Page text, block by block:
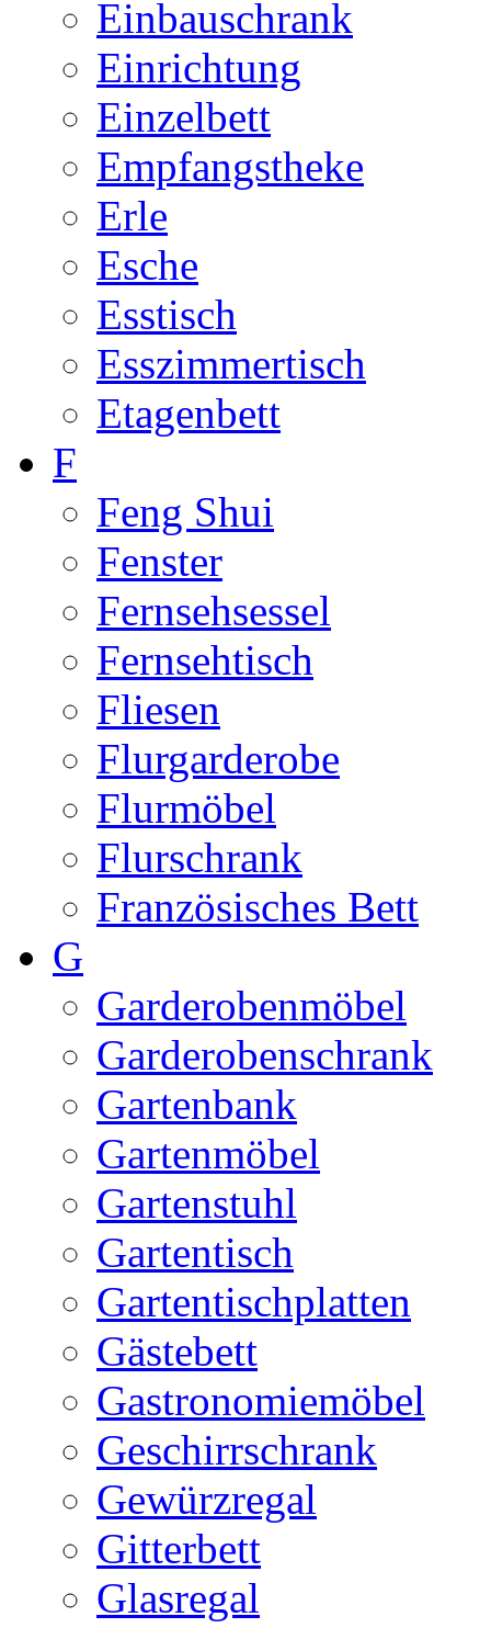
Einbauschrank
Einrichtung
Einzelbett
Empfangstheke
Erle
Esche
Esstisch
Esszimmertisch
Etagenbett
F
Feng Shui
Fenster
Fernsehsessel
Fernsehtisch
Fliesen
Flurgarderobe
Flurmöbel
Flurschrank
Französisches Bett
G
Garderobenmöbel
Garderobenschrank
Gartenbank
Gartenmöbel
Gartenstuhl
Gartentisch
Gartentischplatten
Gästebett
Gastronomiemöbel
Geschirrschrank
Gewürzregal
Gitterbett
Glasregal